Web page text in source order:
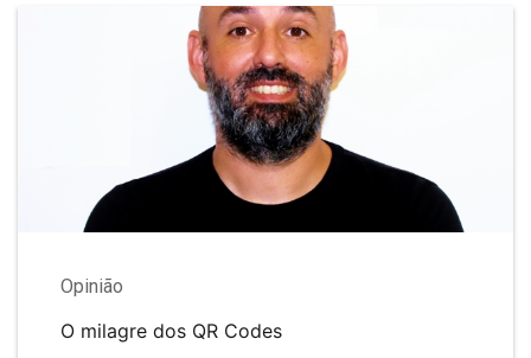
Opinião
O milagre dos QR Codes